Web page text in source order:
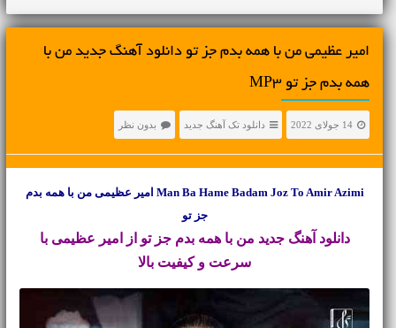
امیر عظیمی من با همه بدم جز تو دانلود آهنگ جدید من با
همه بدم جز تو MP3
14 جولای 2022 دانلود تک آهنگ جدید بدون نظر
Man Ba Hame Badam Joz To Amir Azimi امیر عظیمی من با همه بدم
جز تو
دانلود آهنگ جدید من با همه بدم جز تو از امیر عظیمی با
سرعت و کیفیت بالا